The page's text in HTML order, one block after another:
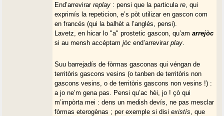
End’arrevirarreplay : pensi que la particulare , qui
exprimís la repeticion, e’s pòt utilizar en gascon com
en francés (qui la balhèt a l’anglés, pensi).
Lavetz, en hicar lo "a" prostetic gascon, qu’amarrejòc
si au mensh accéptamjòc end’arrevirarplay
Suu barrejadís de fòrmas gasconas qui véngan de
territòris gascons vesins (o tanben de territòris non
gascons vesins, o de territòris gascons non vesins !) :
a jo ne’m gena pas. Pensi qu’ac hèi, jo ! çò qui
m’impòrta mei : dens un medish devís, ne pas mesclar
fòrmas eterogènas ; per exemple si disiexistís , que